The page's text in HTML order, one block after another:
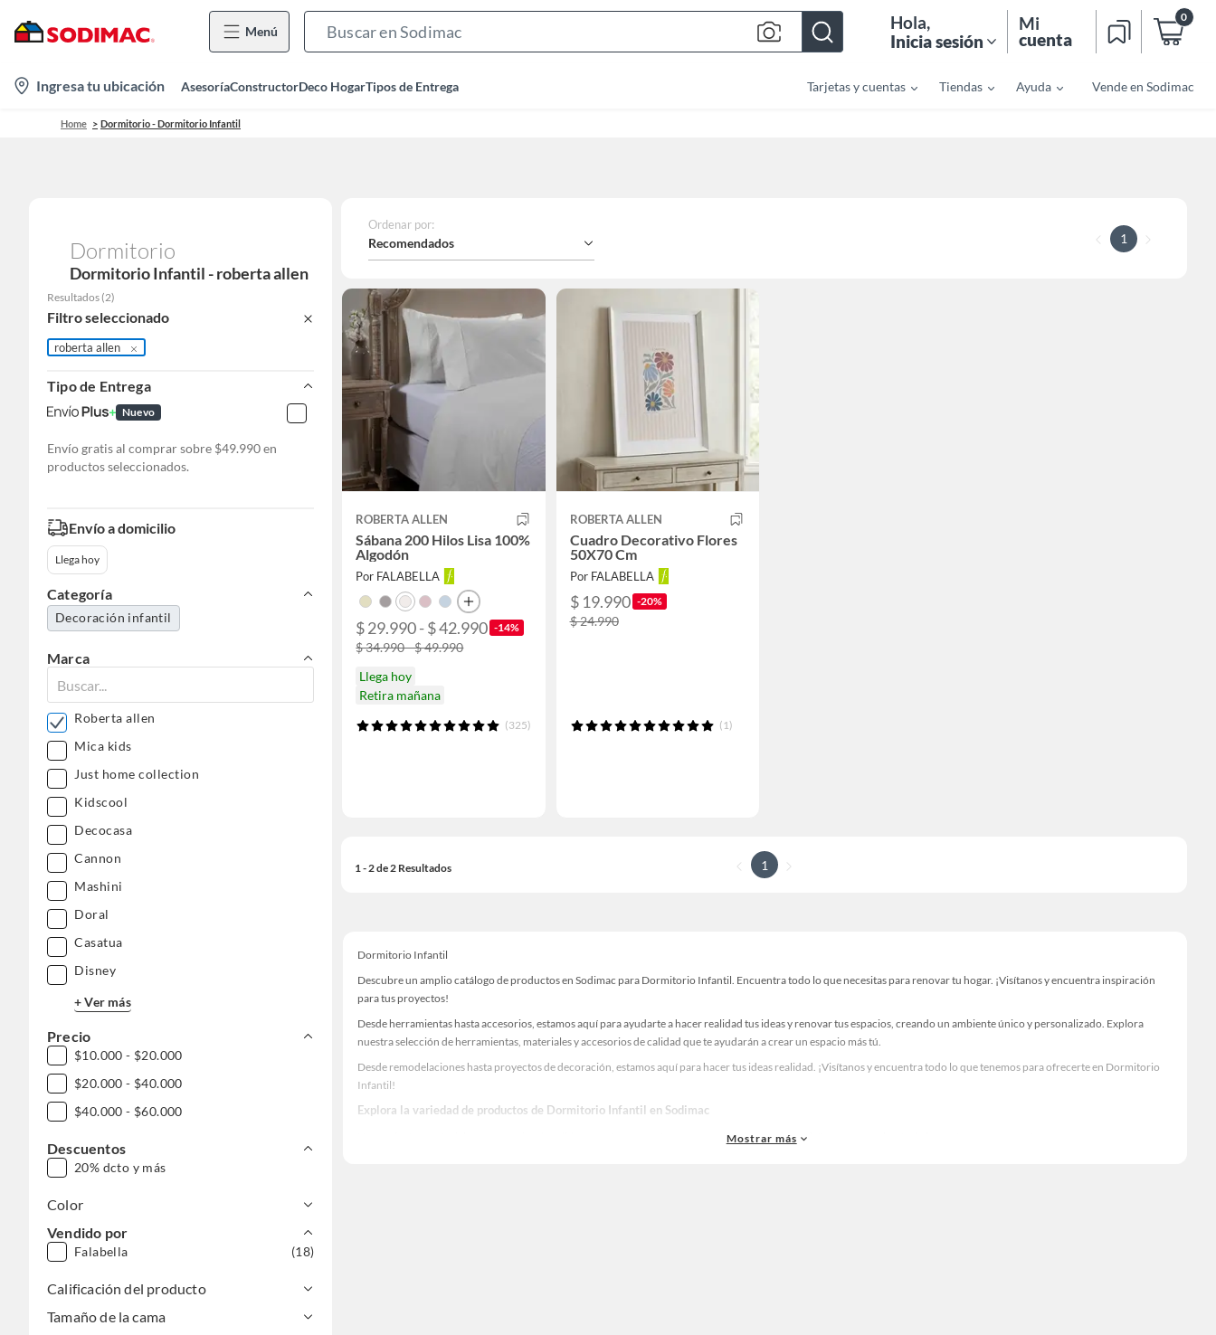
Menú
Bar
Hola,
Inicia sesión
Mi
cuenta
0
location-
icon
Ingresa tu ubicación AsesoríaConstructorDeco HogarTipos de Entrega Tarjetas y cuentas Tiendas Ayuda Vende en Sodimac
Home Dormitorio - Dormitorio Infantil
Dormitorio
Dormitorio Infantil - roberta allen
Resultados (2)
Filtro seleccionado
roberta allen
Tipo de Entrega
Nuevo
Envío gratis al comprar sobre $49.990 en
productos seleccionados.
Envío a domicilio
Llega hoy
Categoría
Decoración infantil
Marca
Roberta allen
Mica kids
Just home collection
Kidscool
Decocasa
Cannon
Mashini
Doral
Casatua
Disney
+ Ver más
Precio
$10.000 - $20.000
$20.000 - $40.000
$40.000 - $60.000
Descuentos
20% dcto y más
Color
Vendido por
Falabella (18)
Calificación del producto
Tamaño de la cama
Ordenar por:
Recomendados 1
ROBERTA ALLEN
Sábana 200 Hilos Lisa 100%
Algodón
Por FALABELLA
$ 29.990 - $ 42.990 -14%
$ 34.990 - $ 49.990
Llega hoy
Retira mañana
(325)
ROBERTA ALLEN
Cuadro Decorativo Flores
50X70 Cm
Por FALABELLA
$ 19.990 -20%
$ 24.990
(1)
1 - 2 de 2 Resultados 1
Dormitorio Infantil
Descubre un amplio catálogo de productos en Sodimac para Dormitorio Infantil. Encuentra todo lo que necesitas para renovar tu hogar. ¡Visítanos y encuentra inspiración
para tus proyectos!
Desde herramientas hasta accesorios, estamos aquí para ayudarte a hacer realidad tus ideas y renovar tus espacios, creando un ambiente único y personalizado. Explora
nuestra selección de herramientas, materiales y accesorios de calidad que te ayudarán a crear un espacio más tú.
Desde remodelaciones hasta proyectos de decoración, estamos aquí para hacer tus ideas realidad. ¡Visítanos y encuentra todo lo que tenemos para ofrecerte en Dormitorio
Infantil!
Explora la variedad de productos de Dormitorio Infantil en Sodimac
Herramientas, materiales y accesorios de calidad para tus proyectos y renovación de espacios. ¡Visítanos y descubre todo lo que tenemos para ofrecerte!
Mostrar más